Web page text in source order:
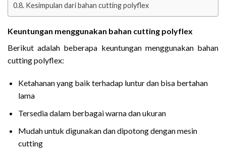
Kesimpulan dari bahan cutting polyflex
Keuntungan menggunakan bahan cutting polyflex
Berikut adalah beberapa keuntungan menggunakan bahan
cutting polyflex:
Ketahanan yang baik terhadap luntur dan bisa bertahan
lama
Tersedia dalam berbagai warna dan ukuran
Mudah untuk digunakan dan dipotong dengan mesin
cutting